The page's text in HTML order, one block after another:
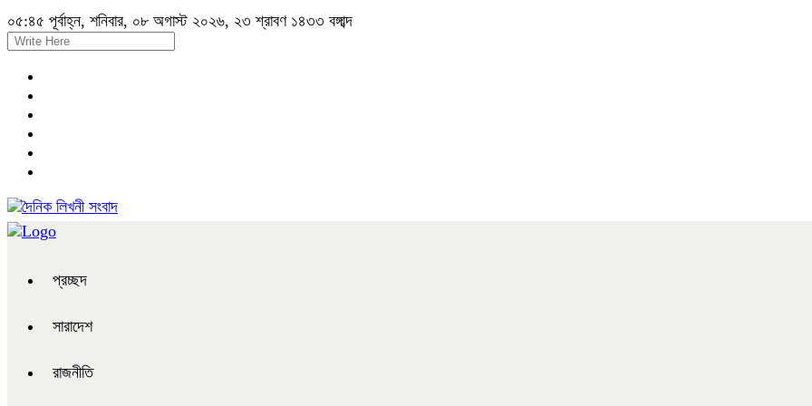
০৫:৪৫ পূর্বাহ্ন, শনিবার, ০৮ অগাস্ট ২০২৬, ২৩ শ্রাবণ ১৪৩৩ বঙ্গাব্দ
প্রচ্ছদ
সারাদেশ
রাজনীতি